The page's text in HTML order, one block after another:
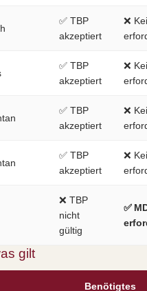
✅ TBP
akzeptiert
❌
✅ TBP
akzeptiert
❌
✅ TBP
akzeptiert
❌
✅ TBP
akzeptiert
❌
❌ TBP
nicht
gültig
✅
gilt
Benötigtes